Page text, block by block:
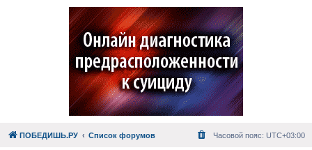
ПОБЕДИШЬ.РУ Список форумов Часовой пояс: UTC+03:00